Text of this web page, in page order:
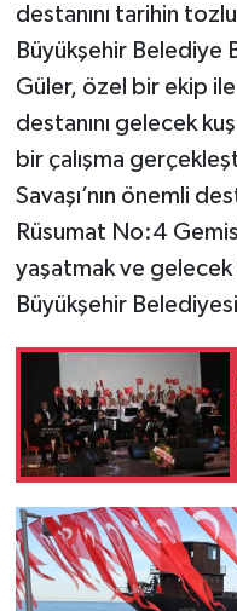
destanını tarihin
Büyükşehir Belediye
Güler, özel bir ekip
destanını gelecek
bir çalışma
Savaşı’nın önemli
Rüsumat No:4
yaşatmak ve gelecek
Büyükşehir